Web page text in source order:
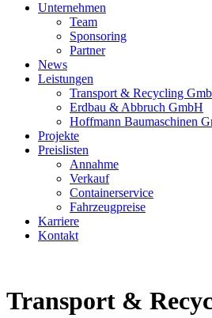
Unternehmen
Team
Sponsoring
Partner
News
Leistungen
Transport & Recycling
Erdbau & Abbruch GmbH
Hoffmann Baumaschinen
Projekte
Preislisten
Annahme
Verkauf
Containerservice
Fahrzeugpreise
Karriere
Kontakt
Transport &